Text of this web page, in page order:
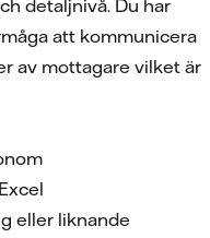
detaljnivå. Du har
att kommunicera
av mottagare vilket är
eller liknande